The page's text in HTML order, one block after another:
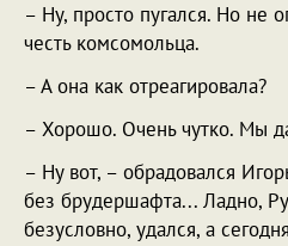
– Ну, просто пугался. Но не
честь комсомольца.
– А она как отреагировала?
– Хорошо. Очень чутко. Мы
– Ну вот, – обрадовался
без брудершафта... Ладно,
безусловно, удался, а